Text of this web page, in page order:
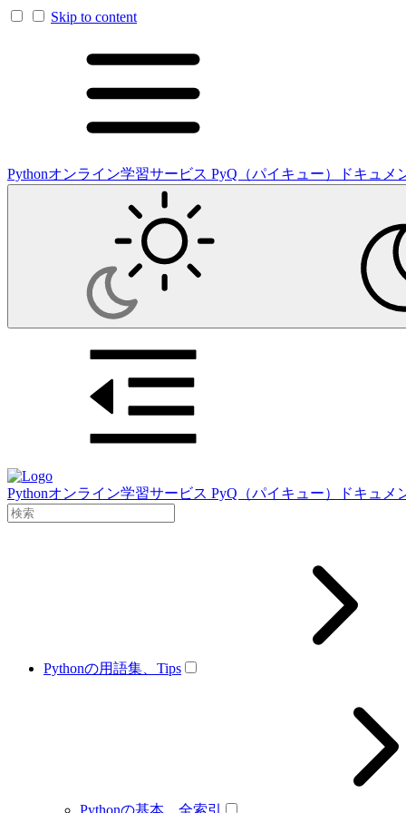
Skip to content
Pythonオンライン学習サービス PyQ（パイキュー）ドキュメ
Pythonオンライン学習サービス PyQ（パイキュー）ドキュメ
Pythonの用語集、Tips
Pythonの基本、全索引